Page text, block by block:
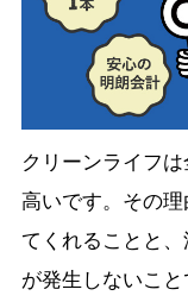
クリーンライフ
高いです。その
てくれることと
が発生しないこ